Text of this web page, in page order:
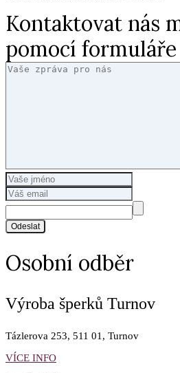
Kontaktovat nás
pomocí formuláře
Odeslat
Osobní odběr
Výroba šperků Turnov
Tázlerova 253, 511 01, Turnov
VÍCE INFO